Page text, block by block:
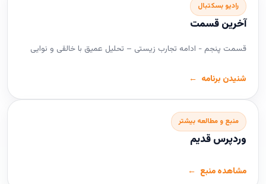
رادیو بسکتبال
آخرین قسمت
قسمت پنجم - ادامه تجارب زیستی – تحلیل عمیق با خالقی و نوایی
شنیدن برنامه
منبع و مطالعه بیشتر
وردپرس قدیم
مشاهده منبع